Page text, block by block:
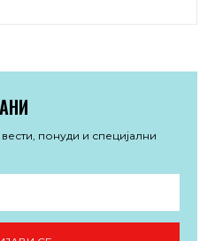
понуди и специјални